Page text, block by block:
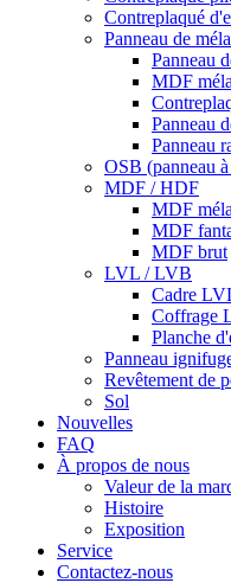
Contreplaqué
Panneau de
Panneau
MDF
Panneau
Panneau
OSB (panneau
MDF / HDF
MDF
MDF
MDF brut
LVL / LVB
Cadre
Coffrage
Planche
Panneau
Revêtement de
Sol
Nouvelles
FAQ
À propos de nous
Valeur de la
Histoire
Exposition
Service
Contactez-nous